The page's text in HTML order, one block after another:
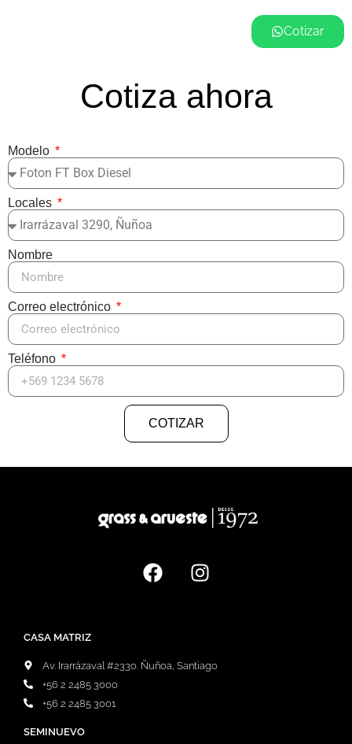
Cotizar
Cotiza ahora
Modelo
Locales
Nombre
Correo electrónico
Teléfono
COTIZAR
CASA MATRIZ
Av. Irarrázaval #2330. Ñuñoa, Santiago
+56 2 2485 3000
+56 2 2485 3001
SEMINUEVO